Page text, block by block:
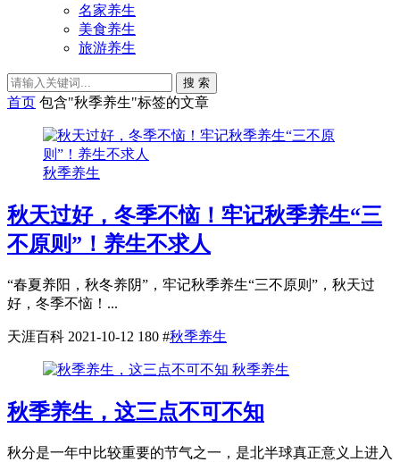
名家养生
美食养生
旅游养生
搜 索
首页 包含"秋季养生"标签的文章
秋季养生
秋天过好，冬季不恼！牢记秋季养生“三
不原则”！养生不求人
“春夏养阳，秋冬养阴”，牢记秋季养生“三不原则”，秋天过
好，冬季不恼！...
天涯百科 2021-10-12 180 #秋季养生
秋季养生
秋季养生，这三点不可不知
秋分是一年中比较重要的节气之一，是北半球真正意义上进入